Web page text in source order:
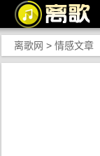
离歌网 > 情感文章